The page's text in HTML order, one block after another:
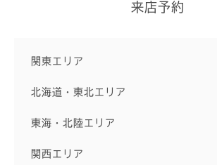
来店予約
関東エリア
北海道・東北エリア
東海・北陸エリア
関西エリア